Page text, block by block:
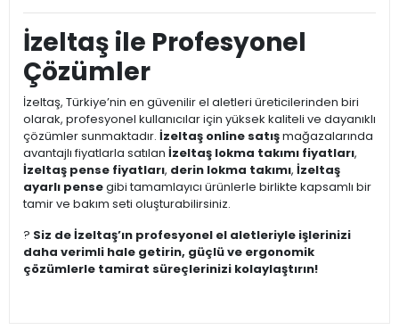
İzeltaş ile Profesyonel
Çözümler
İzeltaş, Türkiye’nin en güvenilir el aletleri üreticilerinden biri
olarak, profesyonel kullanıcılar için yüksek kaliteli ve dayanıklı
çözümler sunmaktadır. İzeltaş online satışmağazalarında
avantajlı fiyatlarla satılan İzeltaş lokma takımı fiyatları,
İzeltaş pense fiyatları, derin lokma takımı, İzeltaş
ayarlı pensegibi tamamlayıcı ürünlerle birlikte kapsamlı bir
tamir ve bakım seti oluşturabilirsiniz.
? Siz de İzeltaş’ın profesyonel el aletleriyle işlerinizi
daha verimli hale getirin, güçlü ve ergonomik
çözümlerle tamirat süreçlerinizi kolaylaştırın!